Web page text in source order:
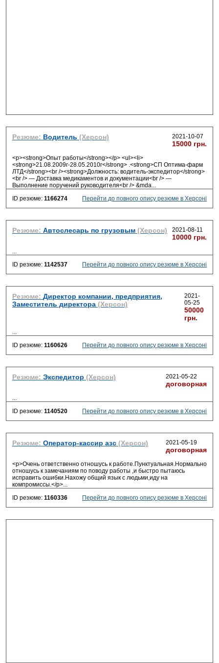
Резюме: Водитель (Херсон) 2021-10-07
15000 грн.
<p><strong>Опыт работы</strong></p> <ul><li>
<strong>21.08.2009г-28.05.2010г</strong> .<strong>СП Оптима-фарм
ЛТД</strong><br /><strong>Должность: водитель-экспедитор</strong>
<br /> — Доставка медикаментов и документации<br /> —
Выполнение поручений руководителя<br /> &mda...
ID резюме: 1166274 Перейти до повного опису резюме в Херсоні
Резюме: Автослесарь по грузовым (Херсон) 2021-08-11
10000 грн.
...
ID резюме: 1142537 Перейти до повного опису резюме в Херсоні
Резюме: Директор компании, предприятия,
Заместитель директора (Херсон)
2021-
05-25
50000
грн.
...
ID резюме: 1160626 Перейти до повного опису резюме в Херсоні
Резюме: Экспедитор (Херсон) 2021-05-22
договорная
...
ID резюме: 1140520 Перейти до повного опису резюме в Херсоні
Резюме: Оператор-кассир азс (Херсон) 2021-05-19
договорная
<p>Очень ответственно отношусь к работе.Пунктуальная.Нормально
отношусь к замечаниям по поводу работы ,и быстро пытаюсь
исправить ошибки.Нахожу общий язык с людьми,иду на
компромиссы.</p>...
ID резюме: 1160336 Перейти до повного опису резюме в Херсоні